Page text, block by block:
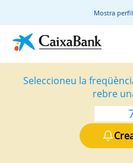
Mostra perfil
Seleccioneu la
rebre